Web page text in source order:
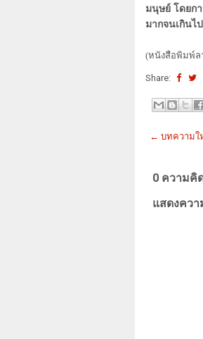
มนุษย์ โดยก
มากจนเกินไ
(หนังสือพิมพ์ล
Share:
← บทความใ
0 ความคิ
แสดงคว